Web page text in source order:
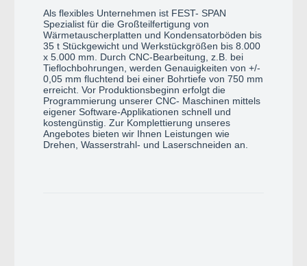
Als flexibles Unternehmen ist FEST- SPAN
Spezialist für die Großteilfertigung von
Wärmetauscherplatten und Kondensatorböden bis
35 t Stückgewicht und Werkstückgrößen bis 8.000
x 5.000 mm. Durch CNC-Bearbeitung, z.B. bei
Tieflochbohrungen, werden Genauigkeiten von +/-
0,05 mm fluchtend bei einer Bohrtiefe von 750 mm
erreicht. Vor Produktionsbeginn erfolgt die
Programmierung unserer CNC- Maschinen mittels
eigener Software-Applikationen schnell und
kostengünstig. Zur Komplettierung unseres
Angebotes bieten wir Ihnen Leistungen wie
Drehen, Wasserstrahl- und Laserschneiden an.